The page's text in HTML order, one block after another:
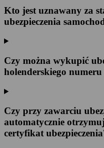
Kto jest uznawany za
ubezpieczenia
Czy można wykupić
holenderskiego
Czy przy zawarciu
automatycznie
certyfikat